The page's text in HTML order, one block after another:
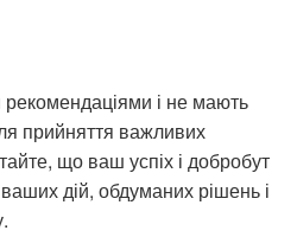
і не мають
прийняття важливих
що ваш успіх і добробут
дій, обдуманих рішень і